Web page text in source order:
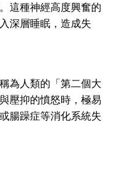
這種神經高度興奮的
深層睡眠，造成失
為人類的「第二個大
壓抑的憤怒時，極易
腸躁症等消化系統失